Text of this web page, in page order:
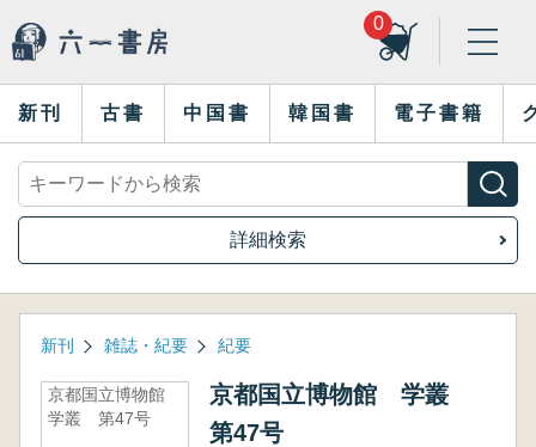
0
新刊 古書 中国書 韓国書 電子書籍
詳細検索
新刊 雑誌・紀要 紀要
京都国立博物館
学叢 第47号
京都国立博物館 学叢
第47号